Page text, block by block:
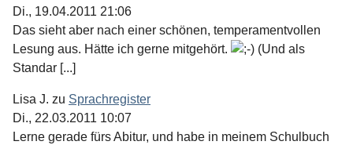
Di., 19.04.2011 21:06
Das sieht aber nach einer schönen, temperamentvollen
Lesung aus. Hätte ich gerne mitgehört.
(Und als
Standar [...]
Lisa J. zu Sprachregister
Di., 22.03.2011 10:07
Lerne gerade fürs Abitur, und habe in meinem Schulbuch